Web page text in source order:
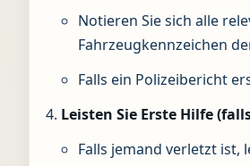
Notieren Sie sich alle
Fahrzeugkennzeichen
Falls ein Polizeibericht
Leisten Sie Erste Hilfe
Falls jemand verletzt